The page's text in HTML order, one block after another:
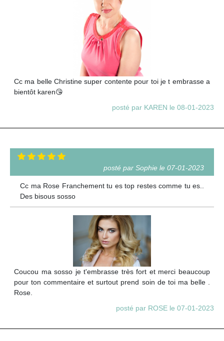
Cc ma belle Christine super contente pour toi je t embrasse a
bientôt karen😘
posté par KAREN le 08-01-2023
posté par Sophie le 07-01-2023
Cc ma Rose Franchement tu es top restes comme tu es..
Des bisous sosso
Coucou ma sosso je t'embrasse très fort et merci beaucoup
pour ton commentaire et surtout prend soin de toi ma belle .
Rose.
posté par ROSE le 07-01-2023